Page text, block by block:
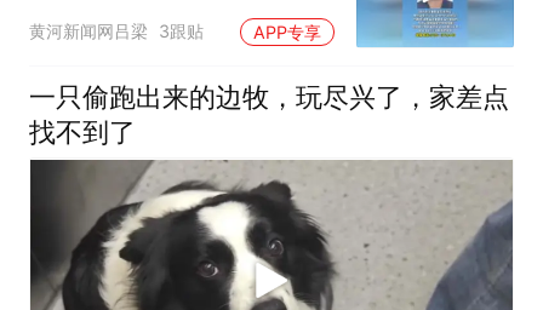
黄河新闻网吕梁 3跟贴 APP专享
一只偷跑出来的边牧，玩尽兴了，家差点
找不到了